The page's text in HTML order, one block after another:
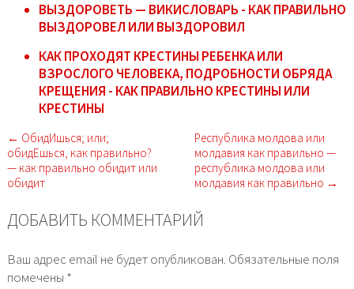
ВЫЗДОРОВЕТЬ — ВИКИСЛОВАРЬ - КАК ПРАВИЛЬНО
ВЫЗДОРОВЕЛ ИЛИ ВЫЗДОРОВИЛ
КАК ПРОХОДЯТ КРЕСТИНЫ РЕБЕНКА ИЛИ
ВЗРОСЛОГО ЧЕЛОВЕКА, ПОДРОБНОСТИ ОБРЯДА
КРЕЩЕНИЯ - КАК ПРАВИЛЬНО КРЕСТИНЫ ИЛИ
КРЕСТИНЫ
← ОбидИшься; или;
обидЕшься, как правильно?
— как правильно обидит или
обидит
Республика молдова или
молдавия как правильно —
республика молдова или
молдавия как правильно →
ДОБАВИТЬ КОММЕНТАРИЙ
Ваш адрес email не будет опубликован. Обязательные поля
помечены *